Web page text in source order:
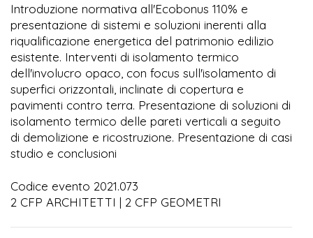
Introduzione normativa all'Ecobonus 110% e
presentazione di sistemi e soluzioni inerenti alla
riqualificazione energetica del patrimonio edilizio
esistente. Interventi di isolamento termico
dell'involucro opaco, con focus sull'isolamento di
superfici orizzontali, inclinate di copertura e
pavimenti contro terra. Presentazione di soluzioni di
isolamento termico delle pareti verticali a seguito
di demolizione e ricostruzione. Presentazione di casi
studio e conclusioni
Codice evento 2021.073
2 CFP ARCHITETTI | 2 CFP GEOMETRI